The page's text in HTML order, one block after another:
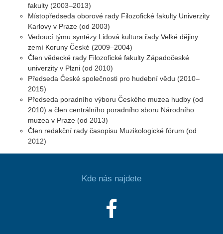
fakulty (2003–2013)
Místopředseda oborové rady Filozofické fakulty Univerzity
Karlovy v Praze (od 2003)
Vedoucí týmu syntézy Lidová kultura řady Velké dějiny
zemí Koruny České (2009–2004)
Člen vědecké rady Filozofické fakulty Západočeské
univerzity v Plzni (od 2010)
Předseda České společnosti pro hudební vědu (2010–
2015)
Předseda poradního výboru Českého muzea hudby (od
2010) a člen centrálního poradního sboru Národního
muzea v Praze (od 2013)
Člen redakční rady časopisu Muzikologické fórum (od
2012)
Kde nás najdete